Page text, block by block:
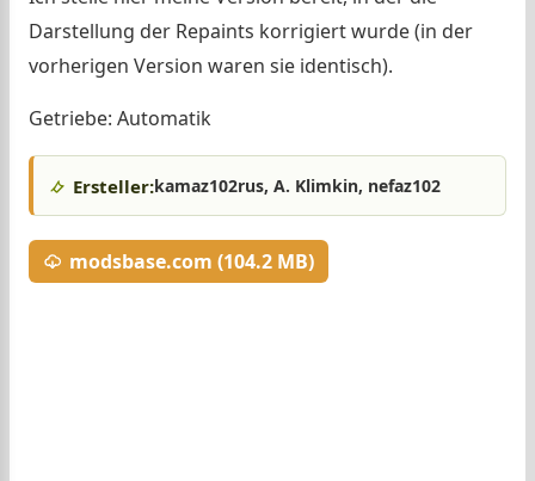
Darstellung der Repaints korrigiert wurde (in der
vorherigen Version waren sie identisch).
Getriebe: Automatik
Ersteller:kamaz102rus, A. Klimkin, nefaz102
modsbase.com (104.2 MB)